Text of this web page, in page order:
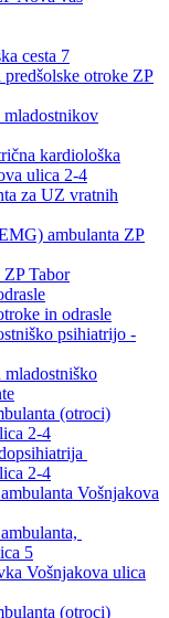
cesta 7
predšolske otroke ZP
kardiološka
ulica 2-4
za UZ vratnih
ambulanta ZP
Tabor
in odrasle
psihiatrijo -
mladostniško
(otroci)
2-4
2-4
Vošnjakova
5
Vošnjakova ulica
(otroci)